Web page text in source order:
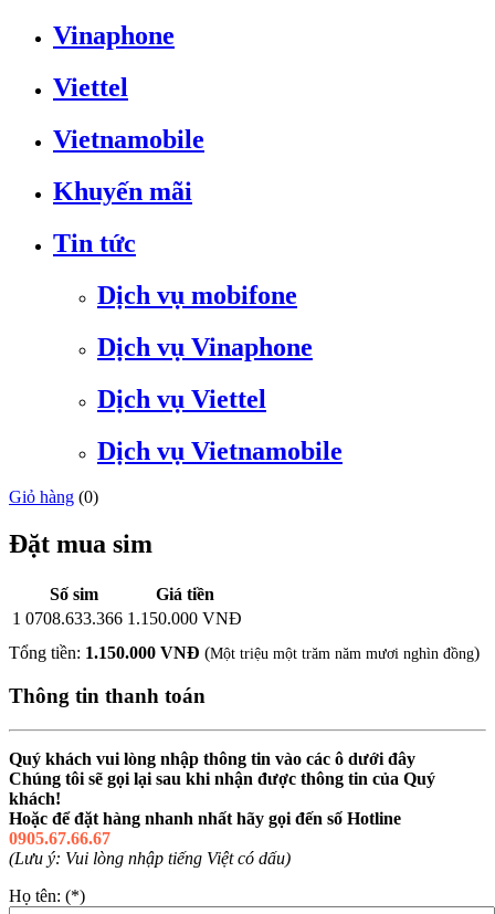
Vinaphone
Viettel
Vietnamobile
Khuyến mãi
Tin tức
Dịch vụ mobifone
Dịch vụ Vinaphone
Dịch vụ Viettel
Dịch vụ Vietnamobile
Giỏ hàng (0)
Đặt mua sim
Số sim
Giá tiền
1 0708.633.366 1.150.000 VNĐ
Tổng tiền: 1.150.000 VNĐ (Một triệu một trăm năm mươi nghìn đồng)
Thông tin thanh toán
Quý khách vui lòng nhập thông tin vào các ô dưới đây
Chúng tôi sẽ gọi lại sau khi nhận được thông tin của Quý
khách!
Hoặc để đặt hàng nhanh nhất hãy gọi đến số Hotline
0905.67.66.67
(Lưu ý: Vui lòng nhập tiếng Việt có dấu)
Họ tên: (*)